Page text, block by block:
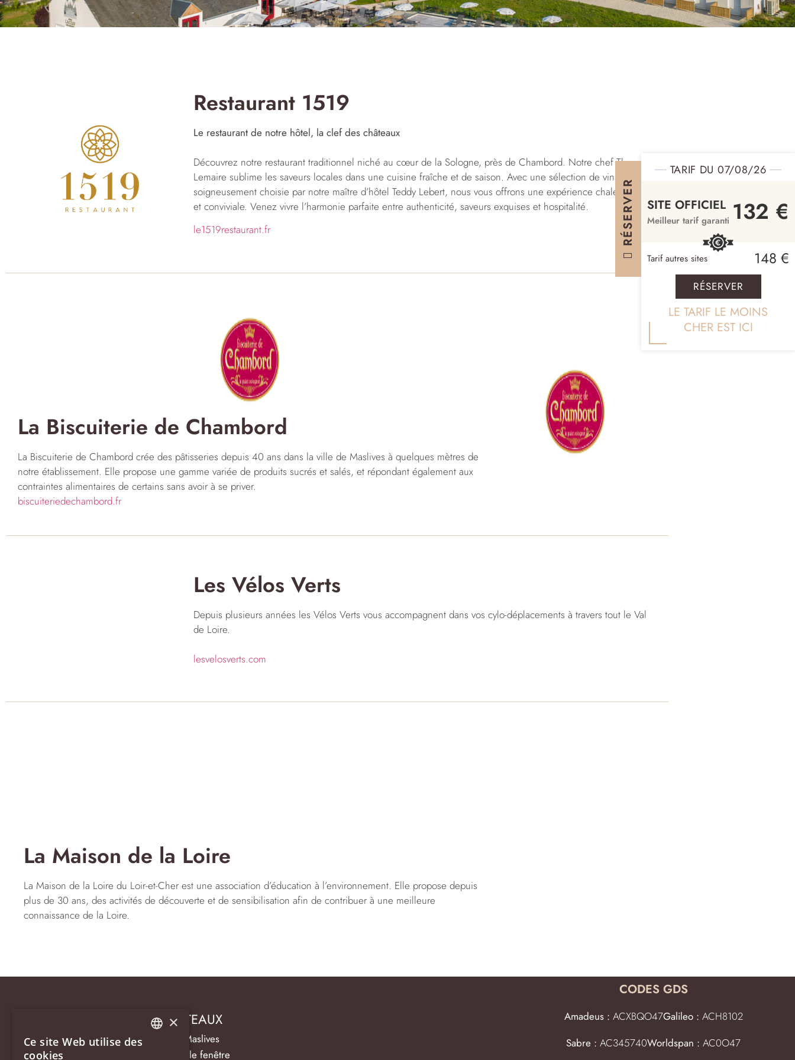
Restaurant 1519
Le restaurant de notre hôtel, la clef des châteaux
Découvrez notre restaurant traditionnel niché au cœur de la Sologne, près de Chambord. Notre chef Thomas
Lemaire sublime les saveurs locales dans une cuisine fraîche et de saison. Avec une sélection de vins
soigneusement choisie par notre maître d’hôtel Teddy Lebert, nous vous offrons une expérience chaleureuse
et conviviale. Venez vivre l’harmonie parfaite entre authenticité, saveurs exquises et hospitalité.
le1519restaurant.fr
La Biscuiterie de Chambord
La Biscuiterie de Chambord crée des pâtisseries depuis 40 ans dans la ville de Maslives à quelques mètres de
notre établissement. Elle propose une gamme variée de produits sucrés et salés, et répondant également aux
contraintes alimentaires de certains sans avoir à se priver.
biscuiteriedechambord.fr
Les Vélos Verts
Depuis plusieurs années les Vélos Verts vous accompagnent dans vos cylo-déplacements à travers tout le Val
de Loire.
lesvelosverts.com
La Maison de la Loire
La Maison de la Loire du Loir-et-Cher est une association d’éducation à l’environnement. Elle propose depuis
plus de 30 ans, des activités de découverte et de sensibilisation afin de contribuer à une meilleure
connaissance de la Loire.
RÉSERVER
TARIF DU 07/08/26
SITE OFFICIEL
Meilleur tarif garanti 132 €
Tarif autres sites 148 €
RÉSERVER
LE TARIF LE MOINS
CHER EST ICI
HÔTEL LA CLEF DES CHÂTEAUX
14 rue de Chambord, 41250 Maslives
Ouvrir la carte dans une nouvelle fenêtre
CODES GDS
Amadeus : ACXBQO47Galileo : ACH8102
Sabre : AC345740Worldspan : AC0O47
×
Ce site Web utilise des
cookies